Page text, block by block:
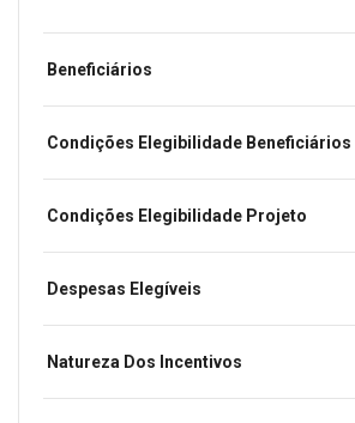
Beneficiários
Condições Elegibilidade Beneficiários
Condições Elegibilidade Projeto
Despesas Elegíveis
Natureza Dos Incentivos